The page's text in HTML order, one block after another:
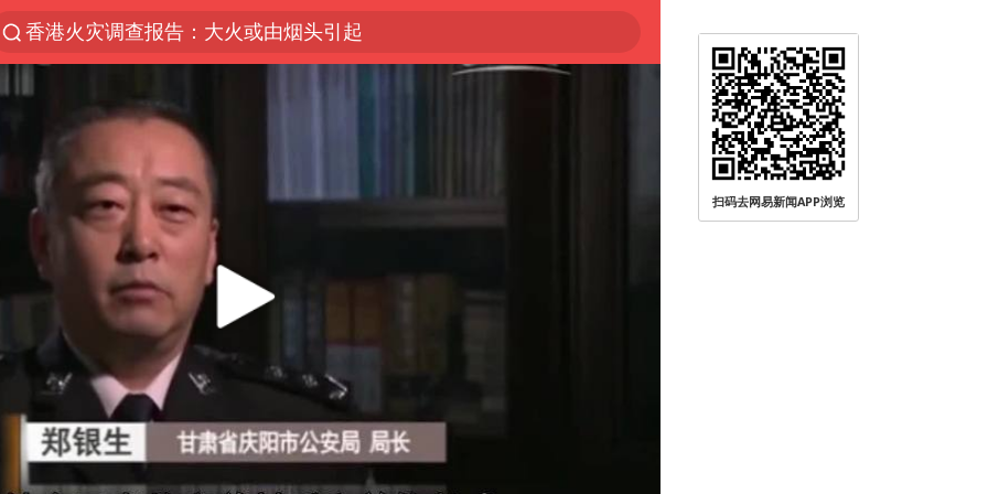
香港火灾调查报告：大火或由烟头引起
“China Cool”火了，老外爱上中国避暑游
预计“白海豚”明晚将在浙江舟山到福建福鼎一带沿海登陆
云南一地村民过火把节意外灼伤16人
浙江海事局启动Ⅰ级防台应急响应
实时追踪台风白海豚
泰国初中生饮弹自尽前开了26枪
用AI造出新病毒意味着什么
今年第二强台风将带来多大影响
美股创4月份以来最大单周涨幅
女子被狗舔脚确诊三级暴露 医生回应
扫码去网易新闻APP浏览